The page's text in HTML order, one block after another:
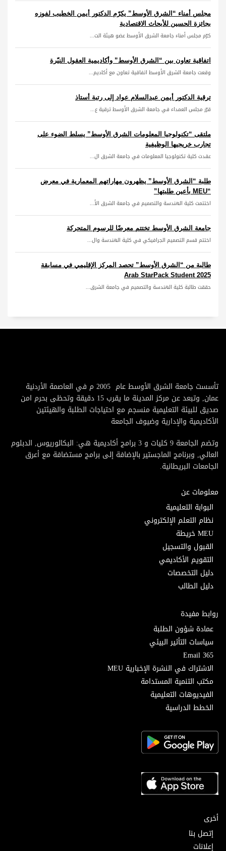
مجلس أمناء “الشرق الأوسط” يكرّم الدكتور أيمن الخطيب لفوزه
بجائزة الحسين للأبحاث الاقتصادية
كرّم مجلس أمناء جامعة الشرق الأوسط عضو هيئة الت...
اتفاقية تعاون بين “الشرق الأوسط” وأكاديمية العقول النيّرة
وقعت جامعة الشرق الأوسط اتفاقية تعاون مع أكاديم...
ترقية الدكتور أيمن عبدالسلام عواد إلى رتبة أستاذ
قرّر مجلس العمداء في جامعة الشرق الأوسط ترقية ع...
ملتقى “تكنولوجيا المعلومات الشرق الأوسط” يسلط الضوء على
تجارب خريجيها الوظيفية
عقدت كلية تكنولوجيا المعلومات في جامعة الشرق ال...
طلبة “الشرق الأوسط” يظهرون مهاراتهم المعمارية في معرض
“MEU بأعين طلبتها”
اختتمت كلية الهندسة والتصميم في جامعة الشرق الأ...
جامعة الشرق الأوسط تختتم معرضًا للرسوم المتحركة
اختتم قسم التصميم الجرافيكي في كلية الهندسة وال...
طالبة من “الشرق الأوسط” تحصد المركز الإقليمي في مسابقة
Arab StarPack Student 2025
حققت طالبة كلية الهندسة والتصميم في جامعة الشرق...
تأسست جامعة الشرق الأوسط عام 2005 م في العاصمة الأردنية
عمان, وتبعد عن مركز المدينة ما يقرب 15 دقيقة وتحظى بحرم امن
صديق للبيئة التعليمية منسجم مع احتياجات الطلبة والهيئتين
الأكاديمية والإدارية وضيوف الجامعة
وتضم الجامعة 9 كليات و 3 برامج أكاديمية هي: البكالوريوس, الدبلوم
العالي, وبرنامج الماجستير بالإضافة إلى برامج مستضافة مع أعرق
الجامعات البريطانية.
معلومات عن
البوابة التعليمية
نظام التعلم الإلكتروني
MEU خريطة
القبول والتسجيل
التقويم الأكاديمي
دليل التخصصات
دليل الطالب
روابط مفيدة
عمادة شؤون الطلبة
سياسات التأثير البيئي
Email 365
الاشتراك في النشرة الإخبارية MEU
مكتب التنمية المستدامة
الفيديوهات التعليمية
الخطط الدراسية
أخرى
إتصل بنا
إعلانات